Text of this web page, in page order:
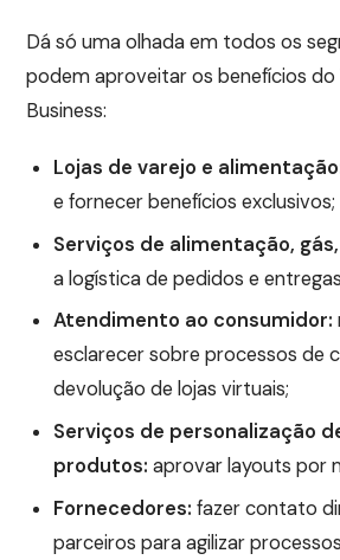
Dá só uma olhada em todos os
podem aproveitar os benefícios
Business:
Lojas de varejo e
e fornecer benefícios exclusivos;
Serviços de alimentação,
a logística de pedidos e
Atendimento ao consumidor:
esclarecer sobre processos de
devolução de lojas virtuais;
Serviços de personalização
produtos: aprovar layouts por
Fornecedores: fazer contato
parceiros para agilizar